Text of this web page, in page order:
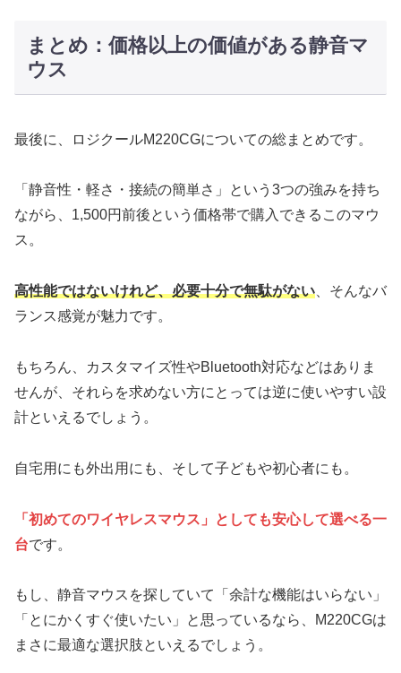
まとめ：価格以上の価値がある静音マ
ウス
最後に、ロジクールM220CGについての総まとめです。
「静音性・軽さ・接続の簡単さ」という3つの強みを持ち
ながら、1,500円前後という価格帯で購入できるこのマウ
ス。
高性能ではないけれど、必要十分で無駄がない 、そんなバ
ランス感覚が魅力です。
もちろん、カスタマイズ性やBluetooth対応などはありま
せんが、それらを求めない方にとっては逆に使いやすい設
計といえるでしょう。
自宅用にも外出用にも、そして子どもや初心者にも。
「初めてのワイヤレスマウス」としても安心して選べる一
台です。
もし、静音マウスを探していて「余計な機能はいらない」
「とにかくすぐ使いたい」と思っているなら、M220CGは
まさに最適な選択肢といえるでしょう。